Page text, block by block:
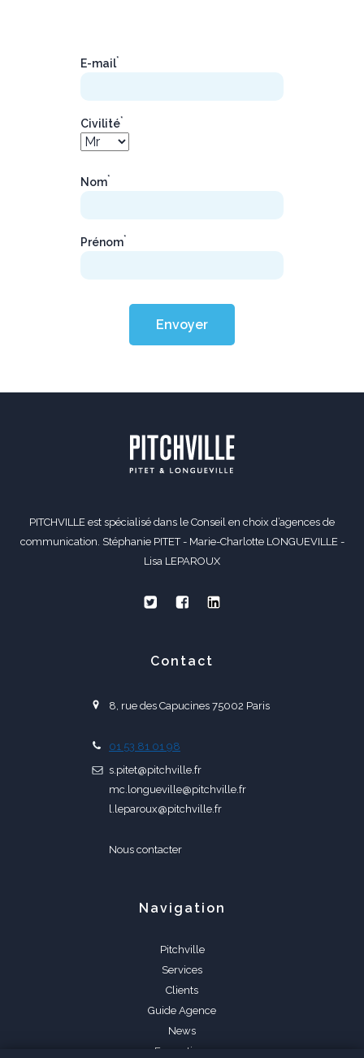
E-mail*
Civilité*
Nom*
Prénom*
Envoyer
PITCHVILLE est spécialisé dans le Conseil en choix d’agences de
communication. Stéphanie PITET - Marie-Charlotte LONGUEVILLE -
Lisa LEPAROUX
Contact
8, rue des Capucines 75002 Paris
01 53 81 01 98
s.pitet@pitchville.fr
mc.longueville@pitchville.fr
l.leparoux@pitchville.fr
Nous contacter
Navigation
Pitchville
Services
Clients
Guide Agence
News
Formations